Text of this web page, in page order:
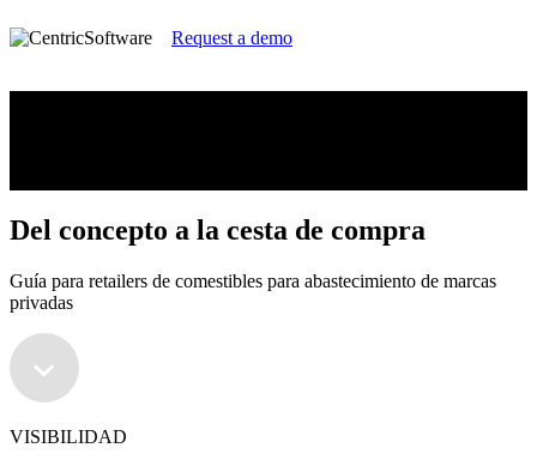
Request a demo
Del concepto a la cesta de compra
Guía para retailers de comestibles para abastecimiento de marcas
privadas
VISIBILIDAD